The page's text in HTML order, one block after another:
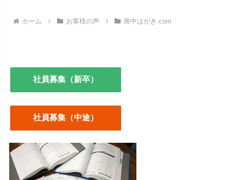
ホーム お客様の声 喪中はがき.com
社員募集（新卒）
社員募集（中途）